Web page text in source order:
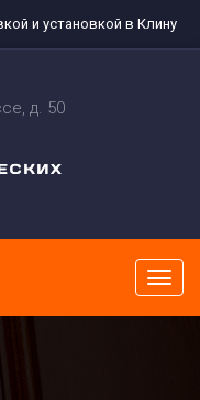
и установкой в Клину
д. 50
меню